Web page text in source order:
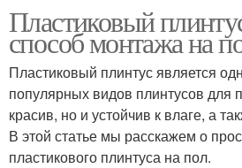
Пластиковый
способ монтажа на
Пластиковый плинтус является
популярных видов плинтусов для
красив, но и устойчив к влаге, а
В этой статье мы расскажем о
пластикового плинтуса на пол.